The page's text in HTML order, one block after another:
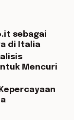
sebagai
di Italia
Mencuri